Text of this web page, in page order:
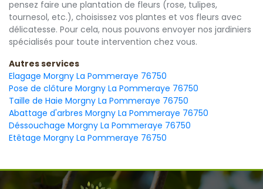
pensez faire une plantation de fleurs (rose, tulipes,
tournesol, etc.), choisissez vos plantes et vos fleurs avec
délicatesse. Pour cela, nous pouvons envoyer nos jardiniers
spécialisés pour toute intervention chez vous.
Autres services
Elagage Morgny La Pommeraye 76750
Pose de clôture Morgny La Pommeraye 76750
Taille de Haie Morgny La Pommeraye 76750
Abattage d'arbres Morgny La Pommeraye 76750
Déssouchage Morgny La Pommeraye 76750
Etêtage Morgny La Pommeraye 76750